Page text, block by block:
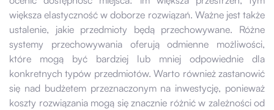
większa elastyczność w doborze rozwiązań. Ważne jest także
ustalenie, jakie przedmioty będą przechowywane. Różne
systemy przechowywania oferują odmienne możliwości,
które mogą być bardziej lub mniej odpowiednie dla
konkretnych typów przedmiotów. Warto również zastanowić
się nad budżetem przeznaczonym na inwestycję, ponieważ
koszty rozwiązania mogą się znacznie różnić w zależności od